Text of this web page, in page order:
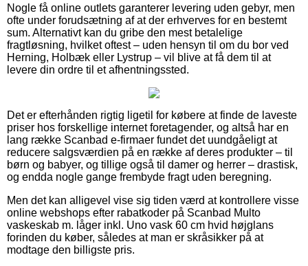
Nogle få online outlets garanterer levering uden gebyr, men
ofte under forudsætning af at der erhverves for en bestemt
sum. Alternativt kan du gribe den mest betalelige
fragtløsning, hvilket oftest – uden hensyn til om du bor ved
Herning, Holbæk eller Lystrup – vil blive at få dem til at
levere din ordre til et afhentningssted.
Det er efterhånden rigtig ligetil for købere at finde de laveste
priser hos forskellige internet foretagender, og altså har en
lang række Scanbad e-firmaer fundet det uundgåeligt at
reducere salgsværdien på en række af deres produkter – til
børn og babyer, og tillige også til damer og herrer – drastisk,
og endda nogle gange frembyde fragt uden beregning.
Men det kan alligevel vise sig tiden værd at kontrollere visse
online webshops efter rabatkoder på Scanbad Multo
vaskeskab m. låger inkl. Uno vask 60 cm hvid højglans
forinden du køber, således at man er skråsikker på at
modtage den billigste pris.